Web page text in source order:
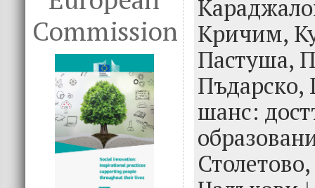
Commission
k
Кричим,
Пастуша,
Пъдарско,
шанс:
Столетово,